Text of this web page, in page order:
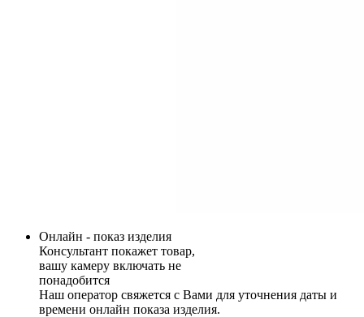
Онлайн - показ изделия
Консультант покажет товар,
вашу камеру включать не
понадобится
Наш оператор свяжется с Вами для уточнения даты и
времени онлайн показа изделия.